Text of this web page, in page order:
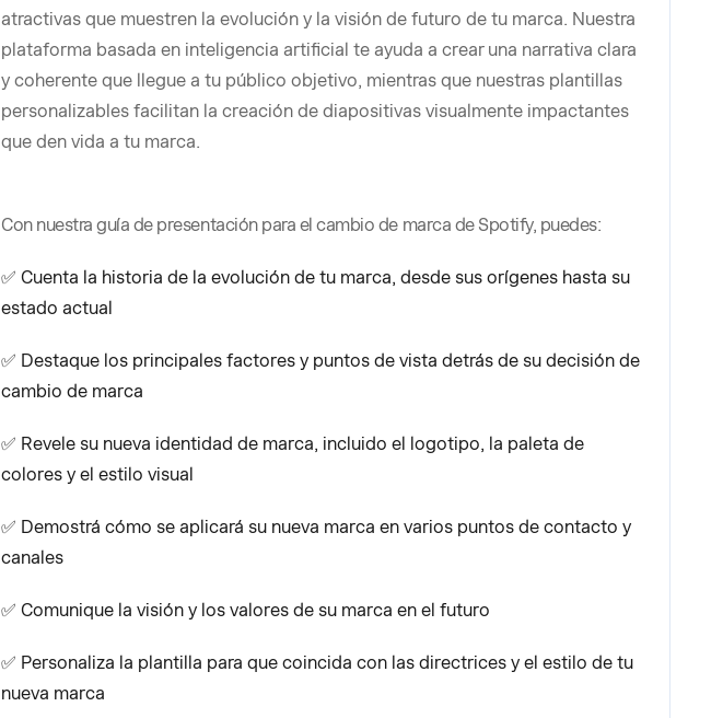
atractivas que muestren la evolución y la visión de futuro de tu marca. Nuestra
plataforma basada en inteligencia artificial te ayuda a crear una narrativa clara
y coherente que llegue a tu público objetivo, mientras que nuestras plantillas
personalizables facilitan la creación de diapositivas visualmente impactantes
que den vida a tu marca.
Con nuestra guía de presentación para el cambio de marca de Spotify, puedes:
✅ Cuenta la historia de la evolución de tu marca, desde sus orígenes hasta su
estado actual
✅ Destaque los principales factores y puntos de vista detrás de su decisión de
cambio de marca
✅ Revele su nueva identidad de marca, incluido el logotipo, la paleta de
colores y el estilo visual
✅ Demostrá cómo se aplicará su nueva marca en varios puntos de contacto y
canales
✅ Comunique la visión y los valores de su marca en el futuro
✅ Personaliza la plantilla para que coincida con las directrices y el estilo de tu
nueva marca